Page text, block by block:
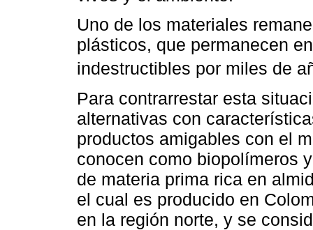
Uno de los materiales
plásticos, que permanecen
indestructibles por miles de
Para contrarrestar esta
alternativas con
productos amigables con el
conocen como biopolímeros
de materia prima rica en
el cual es producido en
en la región norte, y se